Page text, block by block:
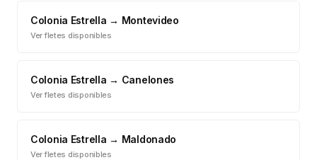
Colonia Estrella → Montevideo
Ver fletes disponibles
Colonia Estrella → Canelones
Ver fletes disponibles
Colonia Estrella → Maldonado
Ver fletes disponibles